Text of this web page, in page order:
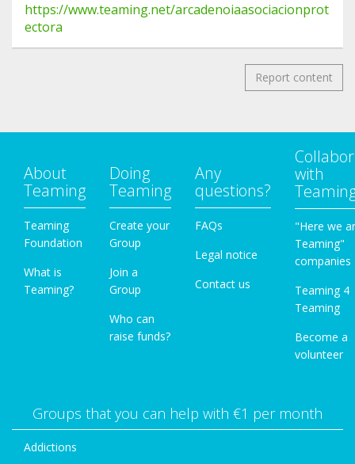
https://www.teaming.net/arcadenoiaasociacionprot
ectora
Report content
About
Teaming
Teaming
Foundation
What is
Teaming?
Doing
Teaming
Create your
Group
Join a
Group
Who can
raise funds?
Any
questions?
FAQs
Legal notice
Contact us
with
"Here we
Teaming"
companies
Teaming 4
Teaming
Become a
volunteer
Groups that you can help with €1 per month
Addictions